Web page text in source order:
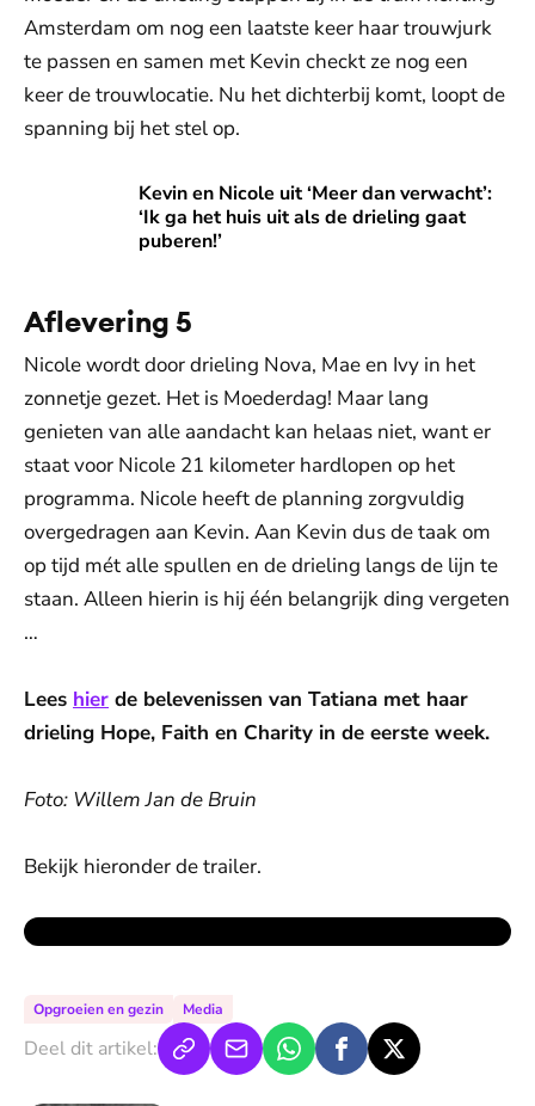
Amsterdam om nog een laatste keer haar trouwjurk
te passen en samen met Kevin checkt ze nog een
keer de trouwlocatie. Nu het dichterbij komt, loopt de
spanning bij het stel op.
Kevin en Nicole uit ‘Meer dan verwacht’:
‘Ik ga het huis uit als de drieling gaat
puberen!’
Kevin en Nicole uit ‘Meer dan verwacht’: ‘Ik ga het huis
Aflevering 5
Nicole wordt door drieling Nova, Mae en Ivy in het
zonnetje gezet. Het is Moederdag! Maar lang
genieten van alle aandacht kan helaas niet, want er
staat voor Nicole 21 kilometer hardlopen op het
programma. Nicole heeft de planning zorgvuldig
overgedragen aan Kevin. Aan Kevin dus de taak om
op tijd mét alle spullen en de drieling langs de lijn te
staan. Alleen hierin is hij één belangrijk ding vergeten
…
Lees hier de belevenissen van Tatiana met haar
drieling Hope, Faith en Charity in de eerste week.
Foto: Willem Jan de Bruin
Bekijk hieronder de trailer.
Opgroeien en gezin Media
Deel dit artikel: